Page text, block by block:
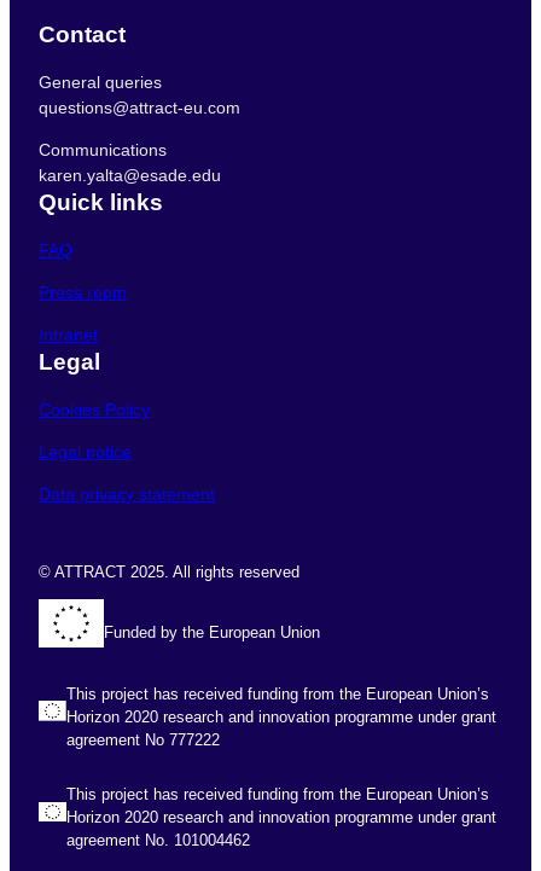
Contact
General queries
questions@attract-eu.com
Communications
karen.yalta@esade.edu
Quick links
FAQ
Press room
Intranet
Legal
Cookies Policy
Legal notice
Data privacy statement
© ATTRACT 2025. All rights reserved
Funded by the European Union
This project has received funding from the European Union’s
Horizon 2020 research and innovation programme under grant
agreement No 777222
This project has received funding from the European Union’s
Horizon 2020 research and innovation programme under grant
agreement No. 101004462